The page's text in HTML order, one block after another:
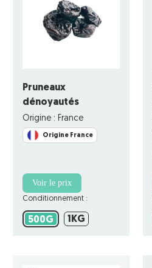
Pruneaux
dénoyautés
Origine : France
Origine France
Voir le prix
Conditionnement :
500G 500G
1KG